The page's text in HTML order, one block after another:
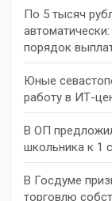
По 5 тысяч
порядок
Юные
работу в ИТ-
В ОП
школьника к 1
В Госдуме
торговлю